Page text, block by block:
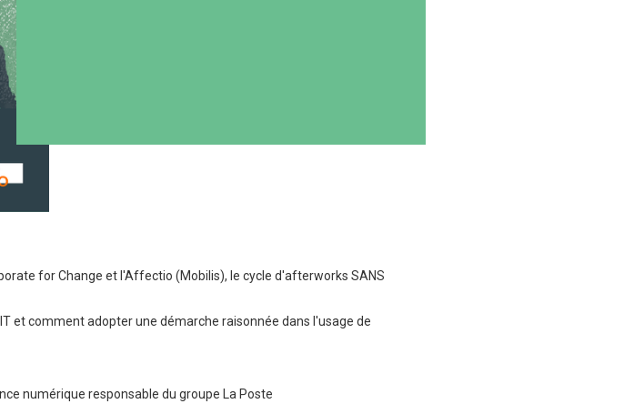
for Change et l'Affectio (Mobilis), le cycle d'afterworks SANS
et comment adopter une démarche raisonnée dans l'usage de
numérique responsable du groupe La Poste